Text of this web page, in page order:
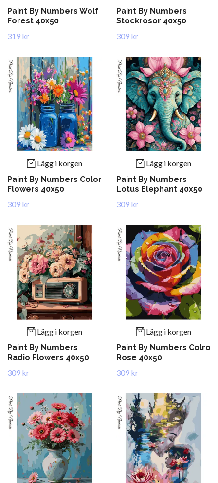
Paint By Numbers Wolf
Forest 40x50
319 kr
Paint By Numbers
Stockrosor 40x50
309 kr
Lägg i korgen
Paint By Numbers Color
Flowers 40x50
309 kr
Lägg i korgen
Paint By Numbers
Lotus Elephant 40x50
309 kr
Lägg i korgen
Paint By Numbers
Radio Flowers 40x50
309 kr
Lägg i korgen
Paint By Numbers Colro
Rose 40x50
309 kr